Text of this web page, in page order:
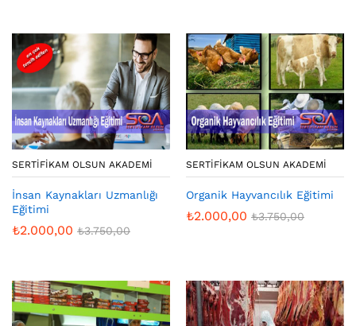
SERTIFIKAM OLSUN AKADEMI
İnsan Kaynakları Uzmanlığı
Eğitimi
₺2.000,00 ₺3.750,00
SERTIFIKAM OLSUN AKADEMI
Organik Hayvancılık Eğitimi
₺2.000,00 ₺3.750,00